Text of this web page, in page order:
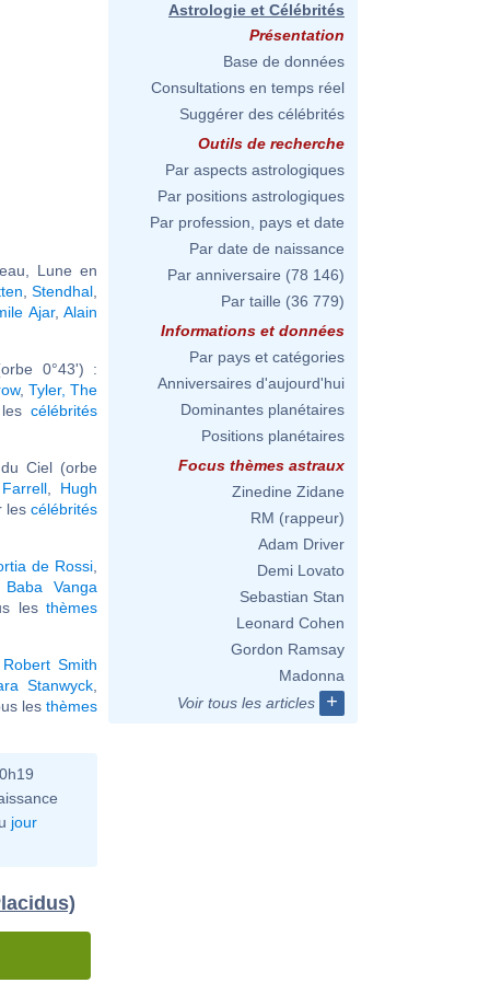
Lune en
,Stendhal
Ajar, Alain
0°43') :
, Tyler, The
lescélébrités
Ciel (orbe
Hugh
lescélébrités
de Rossi
Baba Vanga
lesthèmes
Robert Smith
Stanwyck
les thèmes
jour
Astrologie et Célébrités
Présentation
Base de données
Consultations en temps réel
Suggérer des célébrités
Outils de recherche
Par aspects astrologiques
Par positions astrologiques
Par profession, pays et date
Par date de naissance
Par anniversaire (78 146)
Par taille (36 779)
Informations et données
Par pays et catégories
Anniversaires d'aujourd'hui
Dominantes planétaires
Positions planétaires
Focus thèmes astraux
Zinedine Zidane
RM (rappeur)
Adam Driver
Demi Lovato
Sebastian Stan
Leonard Cohen
Gordon Ramsay
Madonna
Voir tous les articles
+